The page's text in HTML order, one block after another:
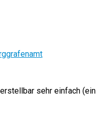
sehr einfach (ein